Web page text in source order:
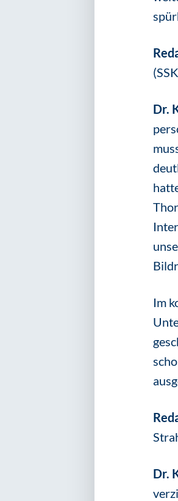
Dr.
Im
Dr.